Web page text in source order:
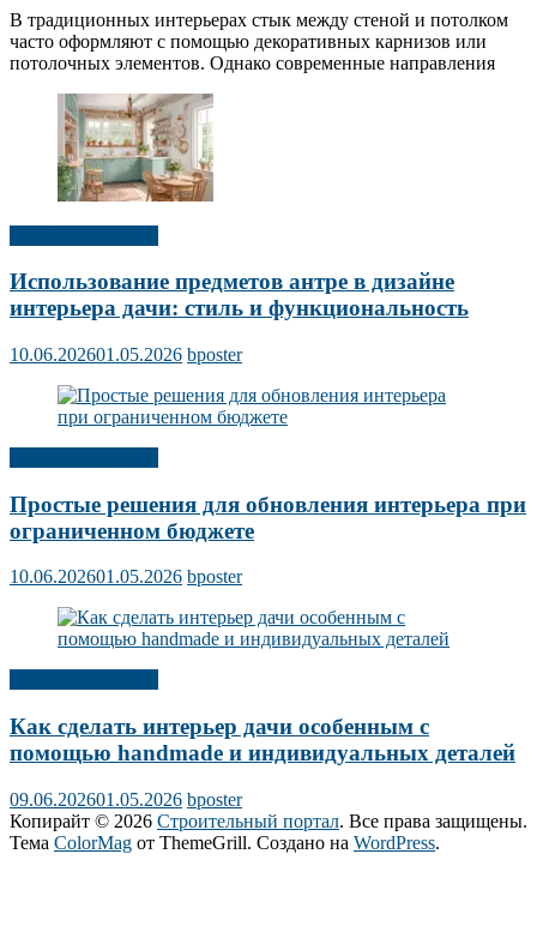
В традиционных интерьерах стык между стеной и потолком
часто оформляют с помощью декоративных карнизов или
потолочных элементов. Однако современные направления
Использование предметов антре в дизайне
интерьера дачи: стиль и функциональность
10.06.202601.05.2026 bposter
Простые решения для обновления интерьера при
ограниченном бюджете
10.06.202601.05.2026 bposter
Как сделать интерьер дачи особенным с
помощью handmade и индивидуальных деталей
09.06.202601.05.2026 bposter
Копирайт © 2026 Строительный портал. Все права защищены.
Тема ColorMag от ThemeGrill. Создано на WordPress.